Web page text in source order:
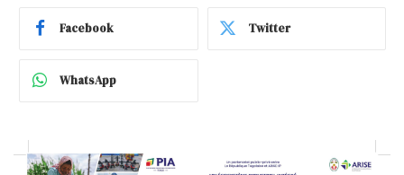
Facebook Twitter
WhatsApp